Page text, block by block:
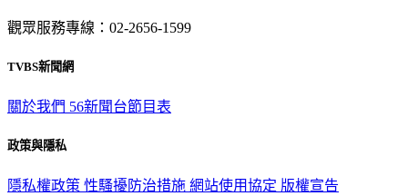
觀眾服務專線：02-2656-1599
TVBS新聞網
關於我們 56新聞台節目表
政策與隱私
隱私權政策 性騷擾防治措施 網站使用協定 版權宣告